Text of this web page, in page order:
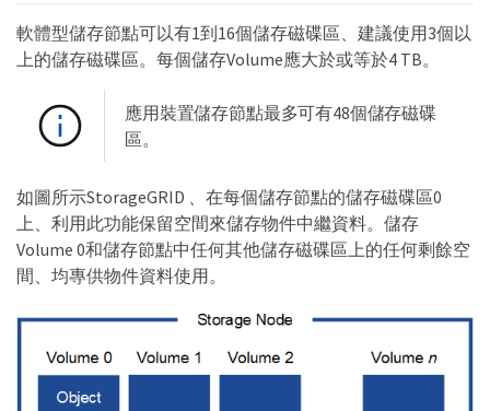
軟體型儲存節點可以有1到16個儲存磁碟區、建議使用3個以
上的儲存磁碟區。每個儲存Volume應大於或等於4 TB。
應用裝置儲存節點最多可有48個儲存磁碟
區。
如圖所示StorageGRID 、在每個儲存節點的儲存磁碟區0
上、利用此功能保留空間來儲存物件中繼資料。儲存
Volume 0和儲存節點中任何其他儲存磁碟區上的任何剩餘空
間、均專供物件資料使用。